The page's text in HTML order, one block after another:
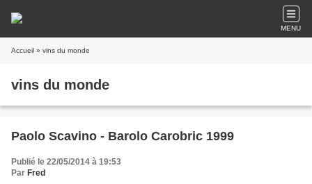
MENU
Accueil » vins du monde
vins du monde
Paolo Scavino - Barolo Carobric 1999
Publié le 22/05/2014 à 19:53
Par Fred